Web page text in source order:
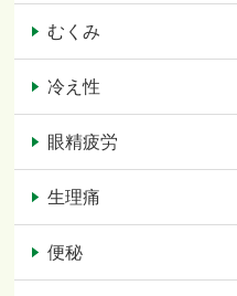
むくみ
冷え性
眼精疲労
生理痛
便秘